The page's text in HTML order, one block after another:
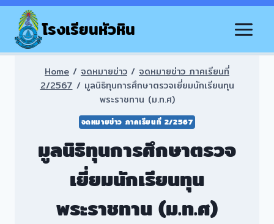
Skip
contentโรงเรียนหัวหิน
Home / จดหมายข่าว / จดหมายข่าว ภาคเรียนที่
2/2567 / มูลนิธิทุนการศึกษาตรวจเยี่ยมนักเรียนทุน
พระราชทาน (ม.ท.ศ)
จดหมายข่าว ภาคเรียนที่ 2/2567
มูลนิธิทุนการศึกษาตรวจ
เยี่ยมนักเรียนทุน
พระราชทาน (ม.ท.ศ)